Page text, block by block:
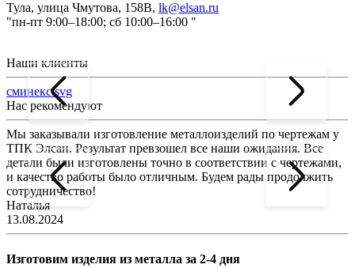
Тула, улица Чмутова, 158В, lk@elsan.ru
"пн-пт 9:00–18:00; сб 10:00–16:00 "
Наши клиенты
сминекс.svg
Нас рекомендуют
Мы заказывали изготовление металлоизделий по чертежам у
ТПК Элсан. Результат превзошел все наши ожидания. Все
детали были изготовлены точно в соответствии с чертежами,
и качество работы было отличным. Будем рады продолжить
сотрудничество!
Наталья
13.08.2024
Изготовим изделия из металла за 2-4 дня